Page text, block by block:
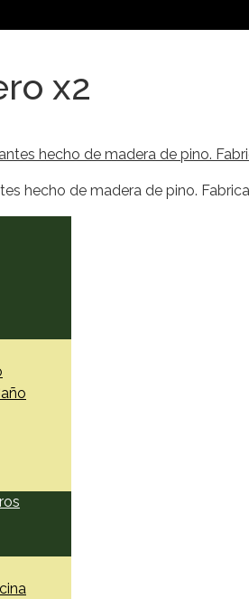
x2
hecho de madera de pino.